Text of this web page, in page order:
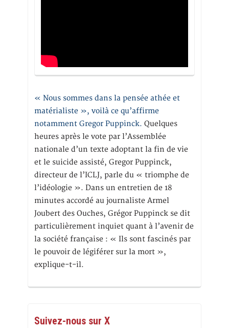
« Nous sommes dans la pensée athée et
matérialiste », voilà ce qu’affirme
notamment Gregor Puppinck. Quelques
heures après le vote par l’Assemblée
nationale d’un texte adoptant la fin de vie
et le suicide assisté, Gregor Puppinck,
directeur de l’ICLJ, parle du « triomphe de
l’idéologie ». Dans un entretien de 18
minutes accordé au journaliste Armel
Joubert des Ouches, Grégor Puppinck se dit
particulièrement inquiet quant à l’avenir de
la société française : « Ils sont fascinés par
le pouvoir de légiférer sur la mort »,
explique-t-il.
Suivez-nous sur X